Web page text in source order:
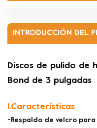
INTRODUCCIÓN DEL
Discos de pulido de
Bond de 3 pulgadas
1.Características
-Respaldo de velcro